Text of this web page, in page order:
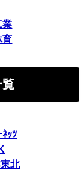
業
育
覧
ﾈｯﾂ
北